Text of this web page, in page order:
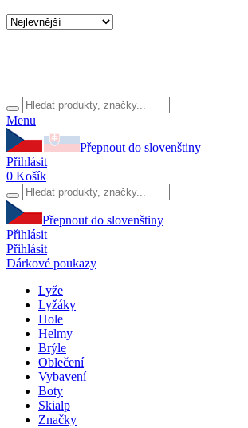
Menu
Přepnout do slovenštiny
Přihlásit
0 Košík
Přepnout do slovenštiny
Přihlásit
Přihlásit
Dárkové poukazy
Lyže
Lyžáky
Hole
Helmy
Brýle
Oblečení
Vybavení
Boty
Skialp
Značky